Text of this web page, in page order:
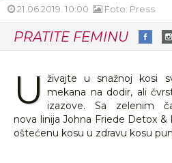
21.06.2019. 10:00 Foto: Press
PRATITE FEMINU
U živajte u snažnoj kosi
mekana na dodir, ali
izazove. Sa zelenim
nova linija Johna Friede Detox &
oštećenu kosu u zdravu kosu